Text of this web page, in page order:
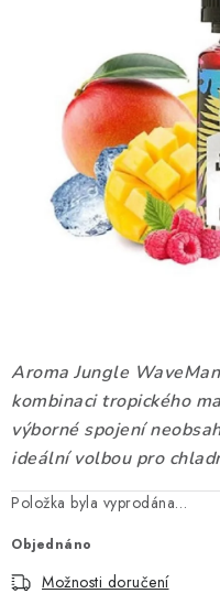
ATOMIZÉRY A
BATERIE A NABÍJEČKY
GRIPY & MODY
PŘÍSLUŠENSTVÍ
ZNAČKY
Aroma Jungle
kombinaci tropického
výborné spojení
ideální volbou pro
Položka byla vyprodána…
Objednáno
Možnosti doručení